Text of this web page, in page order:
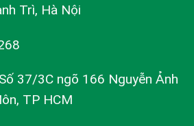
Trì, Hà Nội
37/3C ngõ 166 Nguyễn Ảnh
TP HCM